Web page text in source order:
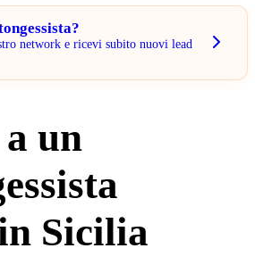
network e ricevi subito nuovi lead
un
Sicilia